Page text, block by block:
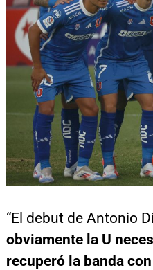
“El debut de Antonio
obviamente la U
recuperó la banda